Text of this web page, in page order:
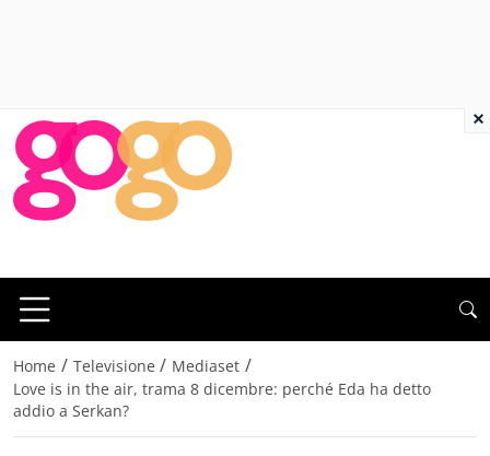
Home / Televisione / Mediaset /
Love is in the air, trama 8 dicembre: perché Eda ha detto
addio a Serkan?
×